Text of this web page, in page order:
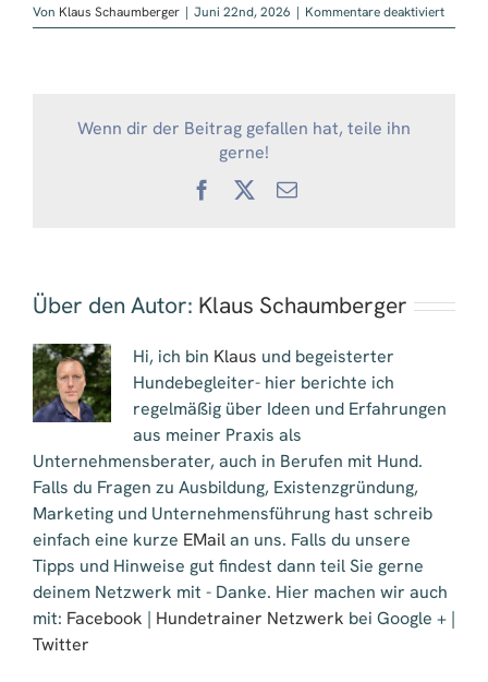
Von Klaus Schaumberger | Juni 22nd, 2026 | Kommentare deaktiviertfür
Wenn dir der Beitrag gefallen hat, teile ihn
gerne!
Facebook
X
E-
Über den Autor: Klaus Schaumberger
Hi, ich bin Klaus und begeisterter
Hundebegleiter- hier berichte ich
regelmäßig über Ideen und Erfahrungen
aus meiner Praxis als
Unternehmensberater, auch in Berufen mit Hund.
Falls du Fragen zu Ausbildung, Existenzgründung,
Marketing und Unternehmensführung hast schreib
einfach eine kurze EMailan uns. Falls du unsere
Tipps und Hinweise gut findest dann teil Sie gerne
deinem Netzwerk mit - Danke. Hier machen wir auch
mit: Facebook | Hundetrainer Netzwerk bei Google + |
Twitter